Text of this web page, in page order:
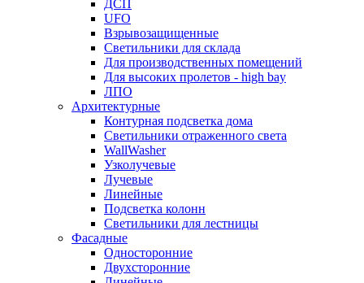
ДСП
UFO
Взрывозащищенные
Светильники для склада
Для производственных помещений
Для высоких пролетов - high bay
ЛПО
Архитектурные
Контурная подсветка дома
Светильники отраженного света
WallWasher
Узколучевые
Лучевые
Линейные
Подсветка колонн
Светильники для лестницы
Фасадные
Односторонние
Двухсторонние